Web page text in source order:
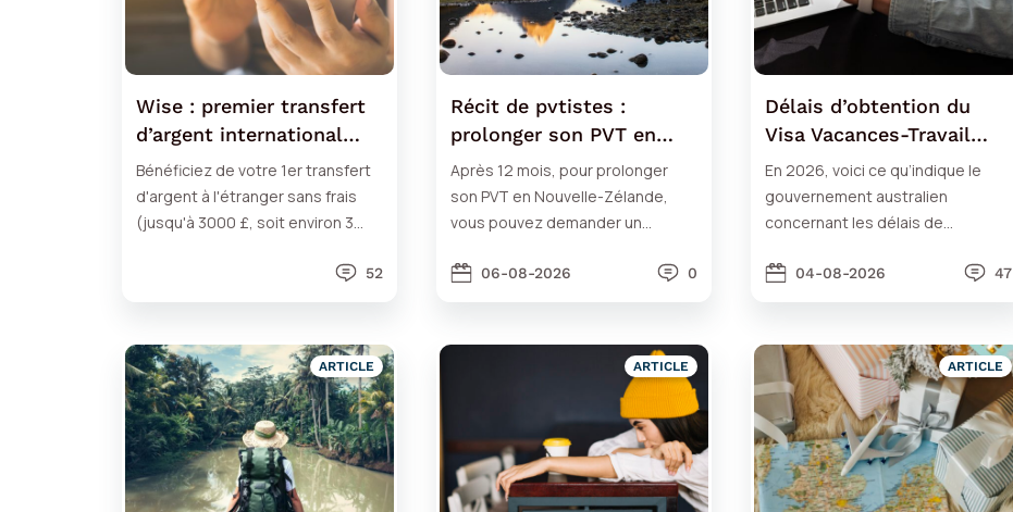
Wise : premier transfert
d’argent international
sans frais
Bénéficiez de votre 1er transfert
d'argent à l'étranger sans frais
(jusqu'à 3000 £, soit environ 3
52
Récit de pvtistes :
prolonger son PVT en
Nouvelle-Zélande
Après 12 mois, pour prolonger
son PVT en Nouvelle-Zélande,
vous pouvez demander un
visa".06-08-2026 0
Délais d’obtention du
Visa Vacances-Travail
Australie en 2026
En 2026, voici ce qu’indique le
gouvernement australien
concernant les délais de
Working Holiday visa...
04-08-2026 47
ARTICLE ARTICLE ARTICLE